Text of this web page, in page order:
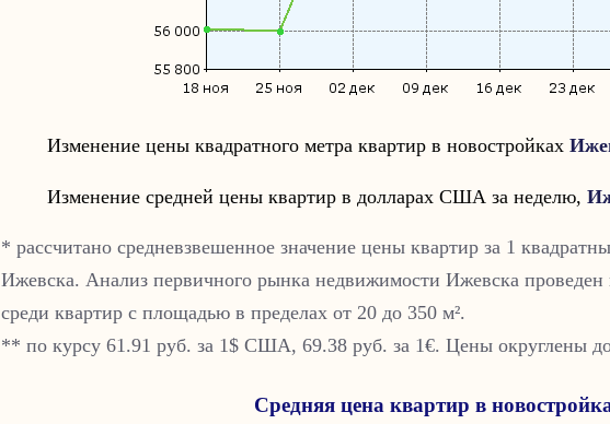
Изменение цены квадратного метра квартир в новостройках
Изменение средней цены квартир в долларах США за неделю,
* рассчитано средневзвешенное значение цены квартир за 1
Ижевска. Анализ первичного рынка недвижимости Ижевска
среди квартир с площадью в пределах от 20 до 350 м².
** по курсу 61.91 руб. за 1$ США, 69.38 руб. за 1€. Цены округлены
Средняя цена квартир в